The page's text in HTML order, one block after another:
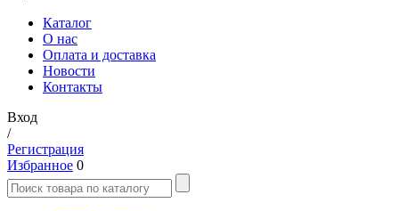
Каталог
О нас
Оплата и доставка
Новости
Контакты
Вход
/
Регистрация
Избранное 0